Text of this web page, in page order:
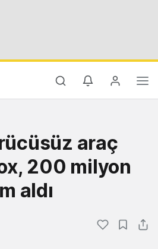
araç
200 milyon
aldı